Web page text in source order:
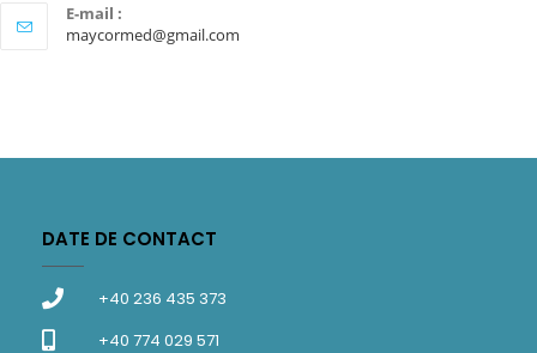
E-mail :
maycormed@gmail.com
DATE DE CONTACT
+40 236 435 373
+40 774 029 571